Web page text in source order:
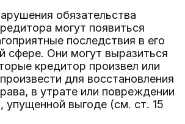
обязательства
могут появиться
последствия в его
сфере. Они могут выразиться
кредитор произвел или
для восстановления
в утрате или повреждении
упущенной выгоде (см. ст. 15